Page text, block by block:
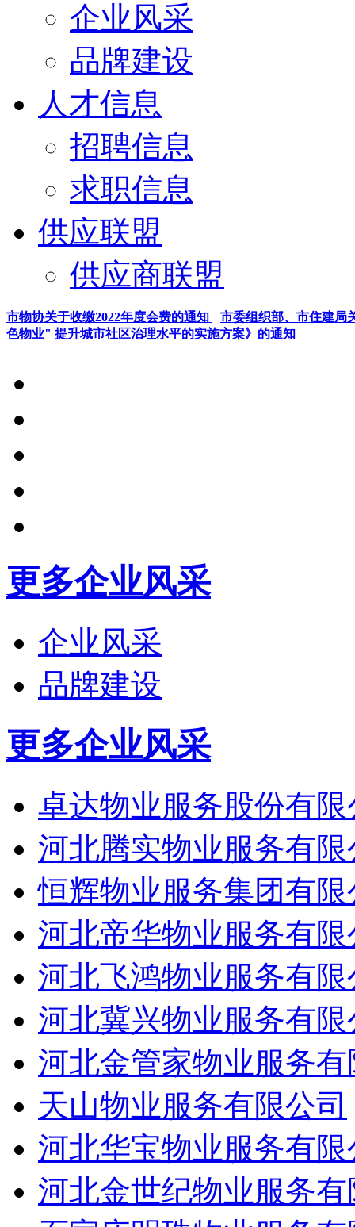
企业风采
品牌建设
人才信息
招聘信息
求职信息
供应联盟
供应商联盟
市物协关于收缴2022年度会费的通知
市委组织部、市住建局
色物业" 提升城市社区治理水平的实施方案》的通知
更多企业风采
企业风采
品牌建设
更多企业风采
卓达物业服务股份有限
河北腾实物业服务有限
恒辉物业服务集团有限
河北帝华物业服务有限
河北飞鸿物业服务有限
河北冀兴物业服务有限
河北金管家物业服务
天山物业服务有限公司
河北华宝物业服务有限
河北金世纪物业服务